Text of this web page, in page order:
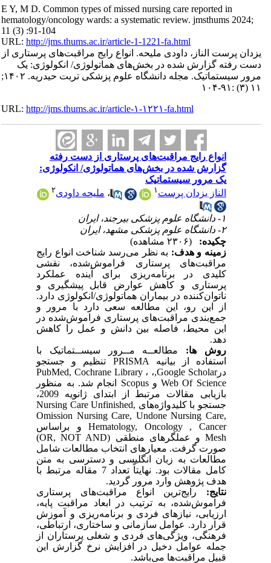
E Y, M D. Common types of missed nursing care reported in
hematology/oncology wards: a systematic review. jmsthums
11 (3) :91-104
URL:http://jms.thums.ac.ir/article-1-1221-fa.html
الناز، داودی ملیحه. انواع رایج مراقبت‌های پرستاری از
گزارش شده در بخش‌های هماتولوژی/ انکولوژی: یک
مرور سیستماتیک. مجله دانشگاه علوم پزشکی تربت حیدریه. ۱۴۰۲;
URL:http://jms.thums.ac.ir/article-۱-۱۲۲۱-fa.html
انواع رایج مراقبت‌های پرستاری از دست رفته
گزارش شده در بخش‌های هماتولوژی/ انکولوژی:
یک مرور سیستماتیک
الناز یزدان پرست۱ ، ملیحه داودی۲
(۲۳۰۶ مشاهده)
زمینه و هدف: به نظر می رسد شناخت انواع رایج
های پرستاری فراموش‌شده، نقشی
کلیدی در برنامه‌ریزی برای آینده عملکرد
پرستاری و کاهش عوارض قابل پیشگیری و
ناتوان‌کننده در بیماران هماتولوژی/انکولوژی دارد.
از این رو، این مطالعه سعی دارد با مرور و
جمع‌بندی مراقبت های پرستاری فراموش‌شده در
این محیط، فاصله بین دانش و عمل را کاهش
روش­ ها:
مطالعــه مــرور سیســتماتیک با
استفاده از بیانیه
PRISMAتنظیم و جستجو
PubMed, Cochrane Library،، ,Google Scholar
Web Of Science و Scopusانجام شد. به منظور
بازیابی مقالات مرتبط از ابتدای ژانویه 2009،
جستجو با کلیدواژه‌های Nursing Care Unfinished,
Omission Nursing Care, Undone Nursing Care,
Hematology, Oncology , Cancerو براساس
و عملگرهای منطقی (OR, NOT AND
)
صورت گرفت. معیارهای انتخاب مطالعات شامل
مطالعات به زبان انگلیسی و دسترسی به متن
کامل مقالات بود.
نهایتاً تعداد 7 مقاله مرتبط با
هدف پژوهش وارد مرور گردید.
رایج‌ترین انواع مراقبت
های پرستاری
فراموش‌شده، به ترتیب در ابعاد مراقبت پایه،
ارزیابی، نیازهای فردی و برنامه‌ریزی و آموزش
قرار دارد. عوامل سازمانی و ساختاری، ارتباطی،
فرهنگی، ویژگیهای فردی و شغلی پرستاران از
جمله عوامل دخیل در افزایش نرخ گزارش این
قبیل مراقبت ها میباشد.